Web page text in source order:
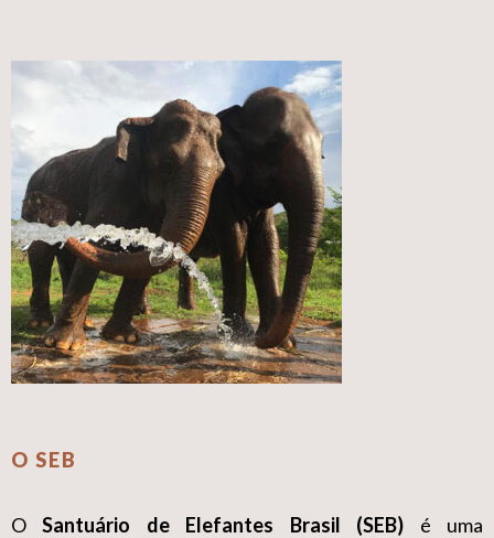
O SEB
OSantuário de Elefantes Brasil (SEB) é uma